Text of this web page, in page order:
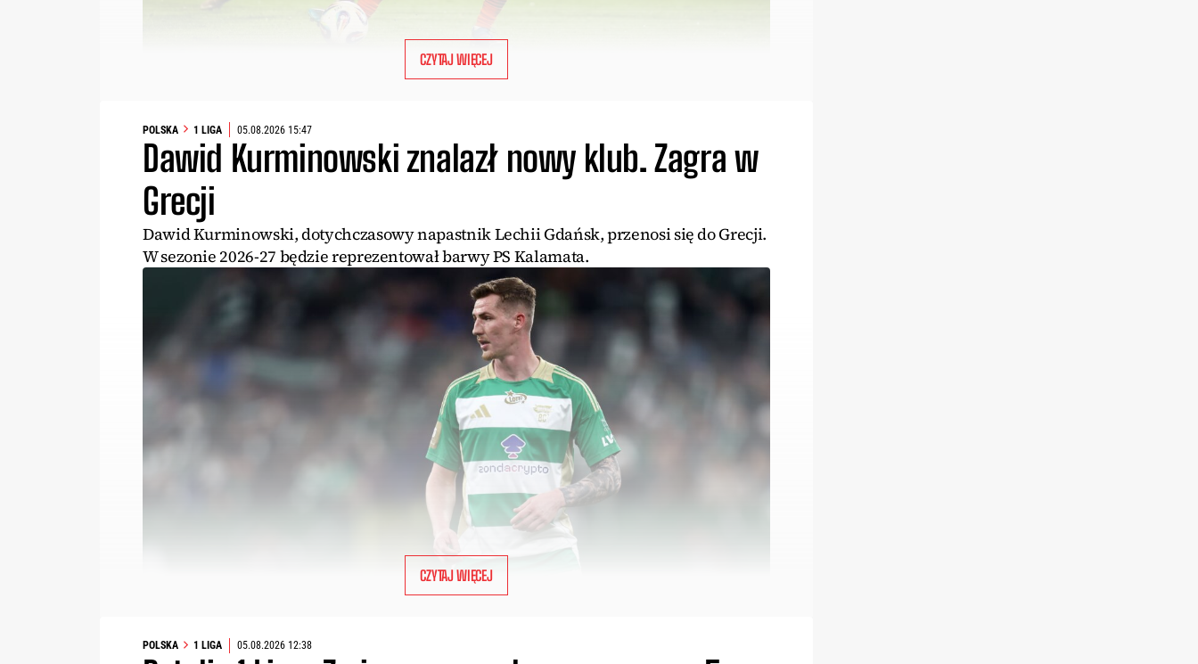
CZYTAJ WIĘCEJ
POLSKA 1 LIGA 05.08.2026 15:47
Dawid Kurminowski znalazł nowy klub. Zagra w
Grecji
Dawid Kurminowski, dotychczasowy napastnik Lechii Gdańsk, przenosi się do Grecji.
W sezonie 2026-27 będzie reprezentował barwy PS Kalamata.
CZYTAJ WIĘCEJ
POLSKA 1 LIGA 05.08.2026 12:38